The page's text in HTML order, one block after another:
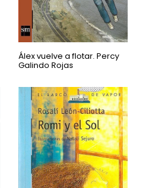
Álex vuelve a flotar. Percy
Galindo Rojas